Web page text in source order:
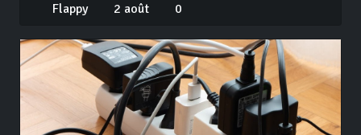
Flappy 2 août 0